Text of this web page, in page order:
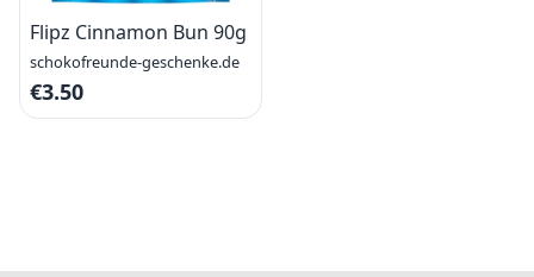
Flipz Cinnamon Bun 90g
schokofreunde-geschenke.de
€3.50